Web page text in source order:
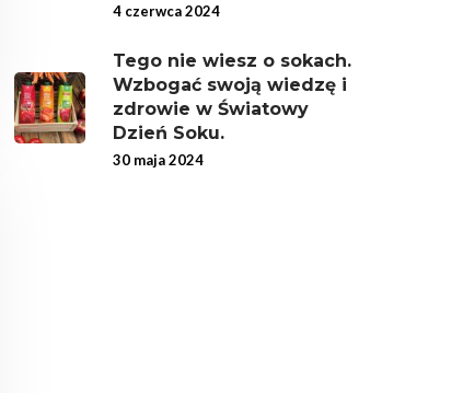
4 czerwca 2024
Tego nie wiesz o sokach.
Wzbogać swoją wiedzę i
zdrowie w Światowy
Dzień Soku.
30 maja 2024